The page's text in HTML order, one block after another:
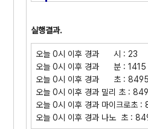
실행결과.
오늘 0시 이후 경과 시 : 23
오늘 0시 이후 경과 분 : 1415
오늘 0시 이후 경과 초 :
오늘 0시 이후 경과 밀리 초 :
오늘 0시 이후 경과 마이크로
오늘 0시 이후 경과 나노 초 :